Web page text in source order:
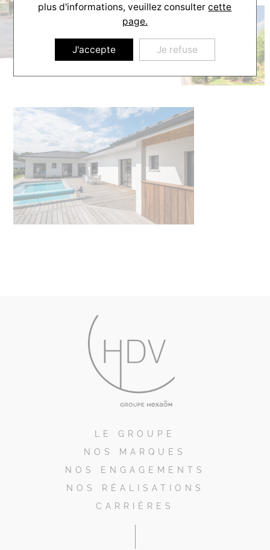
LE GROUPE
NOS MARQUES
NOS ENGAGEMENTS
NOS RÉALISATIONS
CARRIÈRES
plus d'informations, veuillez consultercette
page.
J'accepte Je refuse